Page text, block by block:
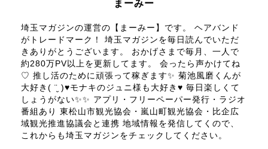
まーみー
埼玉マガジンの運営の【まーみー】です。 ヘアバンド
がトレードマーク！ 埼玉マガジンを毎日読んでいただ
きありがとうございます。 おかげさまで毎月、一人で
約280万PV以上を更新してます。 会ったら声かけてね
♡ 推し活のために頑張って稼ぎます✨ 菊池風磨くんが
大好き( ¨̮ )♥モナキのジュニ様も大好き♥ 毎日楽しくて
しょうがない✨✨ アプリ・フリーペーパー発行・ラジオ
番組あり 東松山市観光協会・嵐山町観光協会・比企広
域観光推進協議会と連携 地域情報を発信してくので、
これからも埼玉マガジンをチェックしてください。